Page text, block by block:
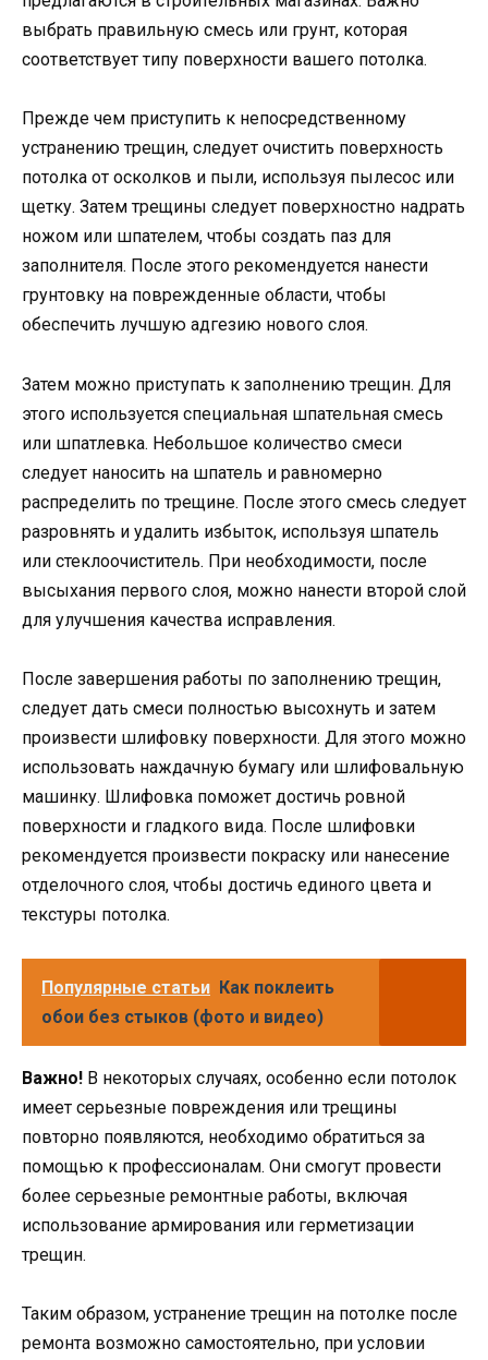
выбрать правильную смесь или грунт, которая
соответствует типу поверхности вашего потолка.
Прежде чем приступить к непосредственному
устранению трещин, следует очистить поверхность
потолка от осколков и пыли, используя пылесос или
щетку. Затем трещины следует поверхностно надрать
ножом или шпателем, чтобы создать паз для
заполнителя. После этого рекомендуется нанести
грунтовку на поврежденные области, чтобы
обеспечить лучшую адгезию нового слоя.
Затем можно приступать к заполнению трещин. Для
этого используется специальная шпательная смесь
или шпатлевка. Небольшое количество смеси
следует наносить на шпатель и равномерно
распределить по трещине. После этого смесь следует
разровнять и удалить избыток, используя шпатель
или стеклоочиститель. При необходимости, после
высыхания первого слоя, можно нанести второй слой
для улучшения качества исправления.
После завершения работы по заполнению трещин,
следует дать смеси полностью высохнуть и затем
произвести шлифовку поверхности. Для этого можно
использовать наждачную бумагу или шлифовальную
машинку. Шлифовка поможет достичь ровной
поверхности и гладкого вида. После шлифовки
рекомендуется произвести покраску или нанесение
отделочного слоя, чтобы достичь единого цвета и
текстуры потолка.
Популярные статьи Как поклеить
обои без стыков (фото и видео)
Важно! В некоторых случаях, особенно если потолок
имеет серьезные повреждения или трещины
повторно появляются, необходимо обратиться за
помощью к профессионалам. Они смогут провести
более серьезные ремонтные работы, включая
использование армирования или герметизации
трещин.
Таким образом, устранение трещин на потолке после
ремонта возможно самостоятельно, при условии